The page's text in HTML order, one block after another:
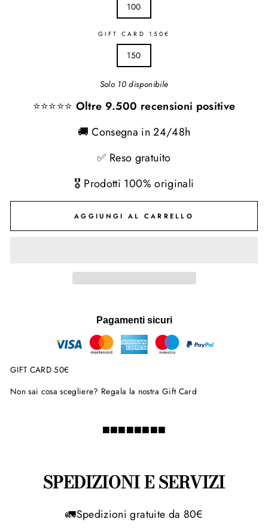
100
GIFT CARD 150€
150
Solo 10 disponibile
⭐⭐⭐⭐⭐ Oltre 9.500 recensioni positive
🚚 Consegna in 24/48h
✅ Reso gratuito
🎖️ Prodotti 100% originali
AGGIUNGI AL CARRELLO
Pagamenti sicuri
GIFT CARD 50€
Non sai cosa scegliere? Regala la nostra Gift Card
◼️◼️◼️◼️◼️◼️◼️◼️
SPEDIZIONI E SERVIZI
🚛Spedizioni gratuite da 80€